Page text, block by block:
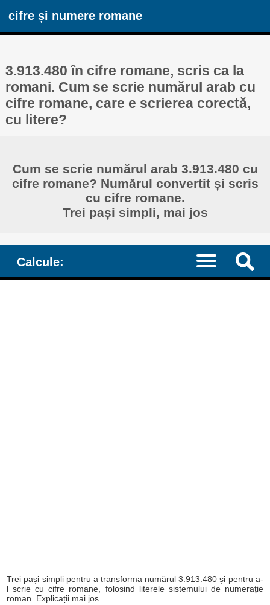
cifre și numere romane
3.913.480 în cifre romane, scris ca la
romani. Cum se scrie numărul arab cu
cifre romane, care e scrierea corectă,
cu litere?
Cum se scrie numărul arab 3.913.480 cu
cifre romane? Numărul convertit și scris
cu cifre romane.
Trei pași simpli, mai jos
Calcule:
Trei pași simpli pentru a transforma numărul 3.913.480 și pentru a-
l scrie cu cifre romane, folosind literele sistemului de numerație
roman. Explicații mai jos